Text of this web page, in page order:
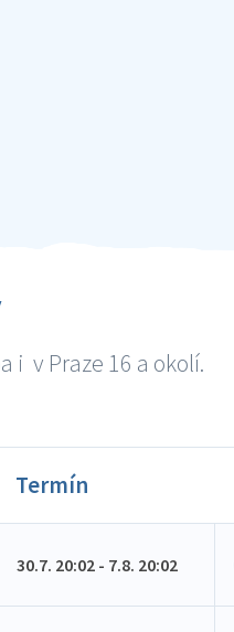
i v Praze 16 a okolí.
Termín
30.7. 20:02 - 7.8. 20:02